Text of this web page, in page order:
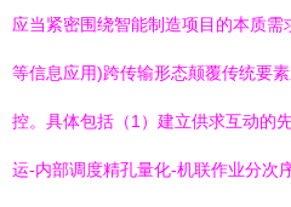
应当紧密围绕智能制造项目的本质
等信息应用)跨传输形态颠覆传统要
控。具体包括（1）建立供求互动的
运-内部调度精孔量化-机联作业分次